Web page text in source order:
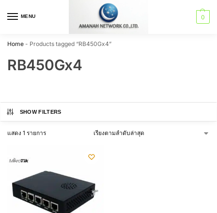
MENU 0
Home - Products tagged “RB450Gx4”
RB450Gx4
SHOW FILTERS
แสดง 1 รายการ